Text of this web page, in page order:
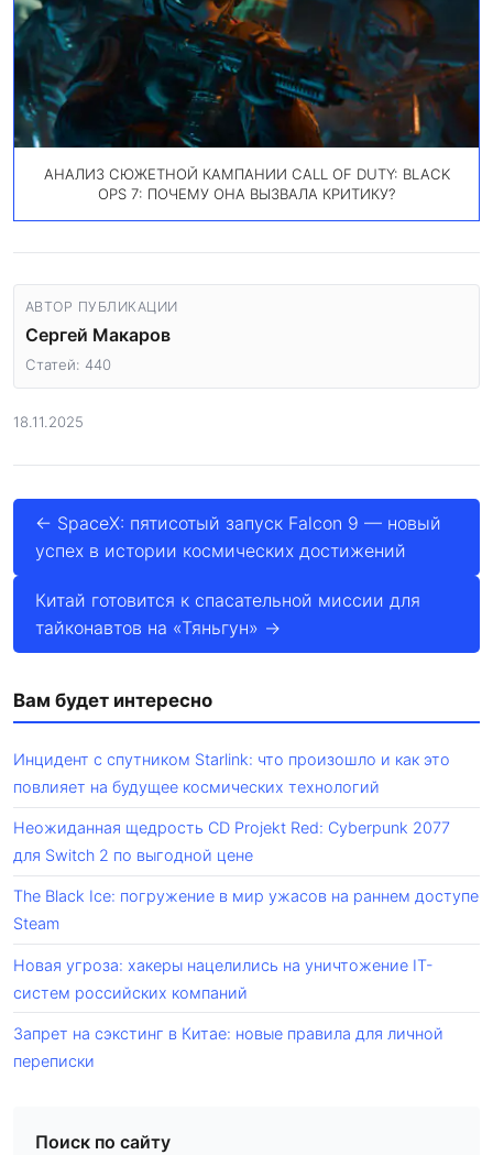
АНАЛИЗ СЮЖЕТНОЙ КАМПАНИИ CALL OF DUTY: BLACK
OPS 7: ПОЧЕМУ ОНА ВЫЗВАЛА КРИТИКУ?
АВТОР ПУБЛИКАЦИИ
Сергей Макаров
Статей: 440
18.11.2025
← SpaceX: пятисотый запуск Falcon 9 — новый
успех в истории космических достижений
Китай готовится к спасательной миссии для
тайконавтов на «Тяньгун» →
Вам будет интересно
Инцидент с спутником Starlink: что произошло и как это
повлияет на будущее космических технологий
Неожиданная щедрость CD Projekt Red: Cyberpunk 2077
для Switch 2 по выгодной цене
The Black Ice: погружение в мир ужасов на раннем доступе
Steam
Новая угроза: хакеры нацелились на уничтожение IT-
систем российских компаний
Запрет на сэкстинг в Китае: новые правила для личной
переписки
Поиск по сайту